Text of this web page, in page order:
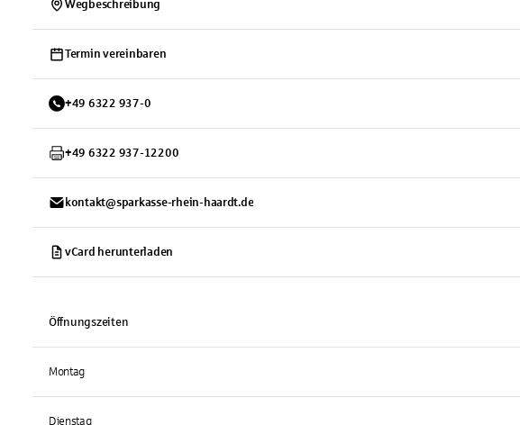
Wegbeschreibung
Termin vereinbaren
+49 6322 937-0
+49 6322 937-12200
kontakt@sparkasse-rhein-haardt.de
vCard herunterladen
Öffnungszeiten
Montag
Dienstag